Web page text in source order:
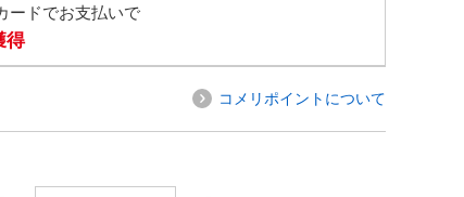
ードでお支払いで
得
コメリポイントについて